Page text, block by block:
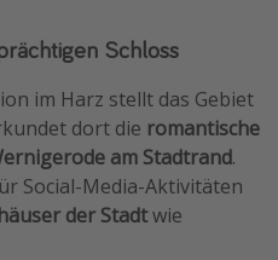
Schloss
im Harz stellt das Gebiet
dort die romantische
am Stadtrand.
Social-Media-Aktivitäten
der Stadtwie